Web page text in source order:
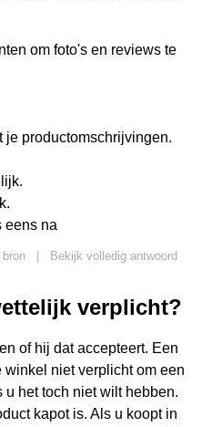
om foto's en reviews te
je productomschrijvingen.
eens na‍
Bekijk volledig antwoord
verplicht?
of hij dat accepteert. Een
niet verplicht om een
u het toch niet wilt hebben.
kapot is. Als u koopt in